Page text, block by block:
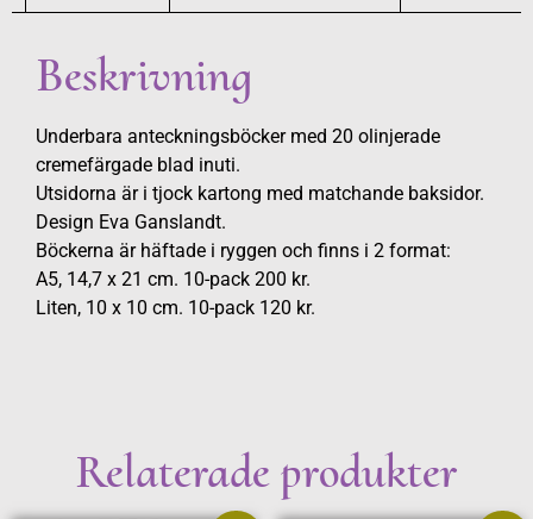
Beskrivning
Underbara anteckningsböcker med 20 olinjerade
cremefärgade blad inuti.
Utsidorna är i tjock kartong med matchande baksidor.
Design Eva Ganslandt.
Böckerna är häftade i ryggen och finns i 2 format:
A5, 14,7 x 21 cm. 10-pack 200 kr.
Liten, 10 x 10 cm. 10-pack 120 kr.
Relaterade produkter